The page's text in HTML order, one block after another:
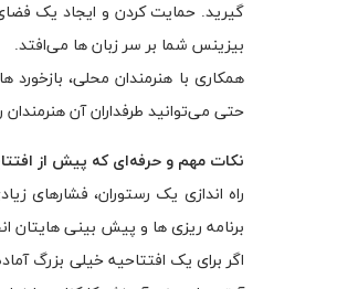
گیرید. حمایت کردن و ایجاد یک فضای
بیزینس شما بر سر زبان ها می‌افتد.
همکاری با هنرمندان محلی،
حتی می‌توانید طرفداران آن
نکات مهم و حرفه‌ای که پیش از
راه اندازی یک رستوران، فشارهای
برنامه ریزی ها و پیش بینی هایتان
اگر برای یک افتتاحیه خیلی بزرگ